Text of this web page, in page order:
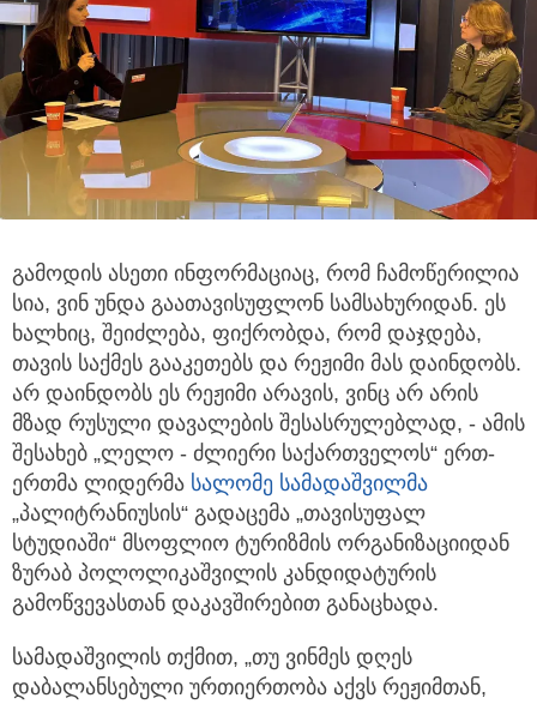
გამოდის ასეთი ინფორმაციაც, რომ ჩამოწერილია
სია, ვინ უნდა გაათავისუფლონ სამსახურიდან. ეს
ხალხიც, შეიძლება, ფიქრობდა, რომ დაჯდება,
თავის საქმეს გააკეთებს და რეჟიმი მას დაინდობს.
არ დაინდობს ეს რეჟიმი არავის, ვინც არ არის
მზად რუსული დავალების შესასრულებლად, - ამის
შესახებ „ლელო - ძლიერი საქართველოს“ ერთ-
ერთმა ლიდერმა სალომე სამადაშვილმა
„პალიტრანიუსის“ გადაცემა „თავისუფალ
სტუდიაში“ მსოფლიო ტურიზმის ორგანიზაციიდან
ზურაბ პოლოლიკაშვილის კანდიდატურის
გამოწვევასთან დაკავშირებით განაცხადა.
სამადაშვილის თქმით, „თუ ვინმეს დღეს
დაბალანსებული ურთიერთობა აქვს რეჟიმთან,